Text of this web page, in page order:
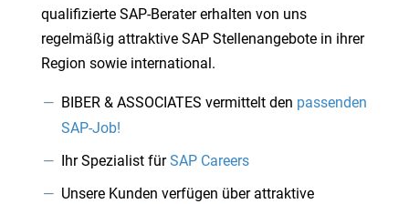
qualifizierte SAP-Berater erhalten von uns
regelmäßig attraktive SAP Stellenangebote in ihrer
Region sowie international.
BIBER & ASSOCIATES vermittelt den passenden
SAP-Job!
Ihr Spezialist fürSAP Careers
Unsere Kunden verfügen über attraktive